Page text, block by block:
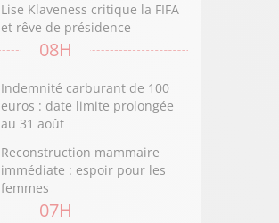
Lise Klaveness critique la FIFA
et rêve de présidence
08H
Indemnité carburant de 100
euros : date limite prolongée
au 31 août
Reconstruction mammaire
immédiate : espoir pour les
femmes
07H